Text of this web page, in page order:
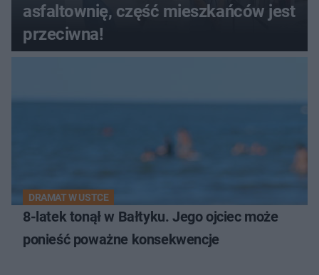
asfaltownię, część mieszkańców jest
przeciwna!
DRAMAT W USTCE
8-latek tonął w Bałtyku. Jego ojciec może
ponieść poważne konsekwencje